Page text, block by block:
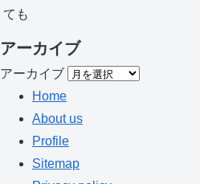
ても
アーカイブ
アーカイブ
Home
About us
Profile
Sitemap